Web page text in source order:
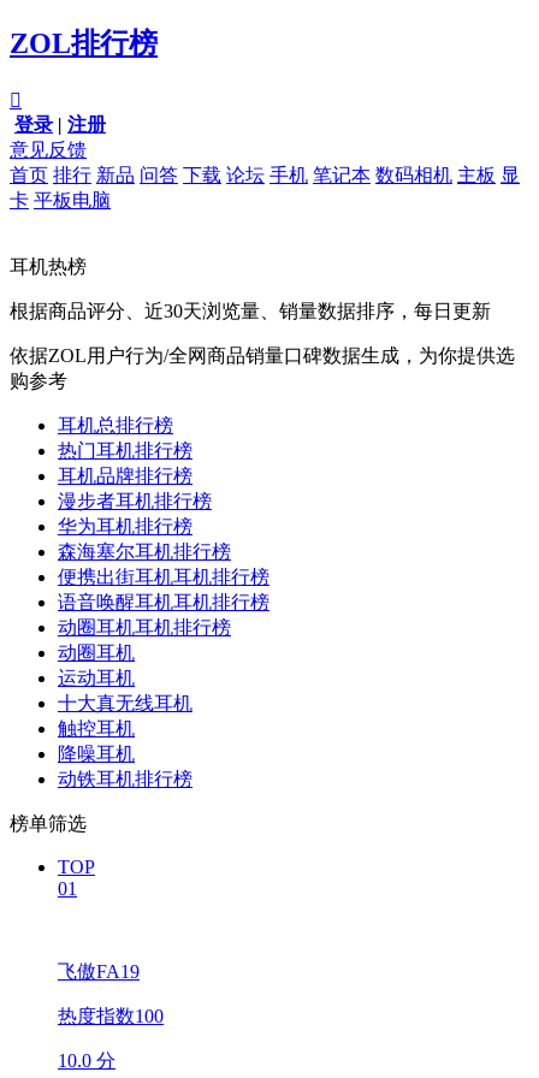
ZOL排行榜

登录 | 注册
意见反馈
首页 排行 新品 问答 下载 论坛 手机 笔记本 数码相机 主板 显
卡 平板电脑
耳机热榜
根据商品评分、近30天浏览量、销量数据排序，每日更新
依据ZOL用户行为/全网商品销量口碑数据生成，为你提供选
购参考
耳机总排行榜
热门耳机排行榜
耳机品牌排行榜
漫步者耳机排行榜
华为耳机排行榜
森海塞尔耳机排行榜
便携出街耳机耳机排行榜
语音唤醒耳机耳机排行榜
动圈耳机耳机排行榜
动圈耳机
运动耳机
十大真无线耳机
触控耳机
降噪耳机
动铁耳机排行榜
榜单筛选
TOP
01
飞傲FA19
热度指数100
10.0 分